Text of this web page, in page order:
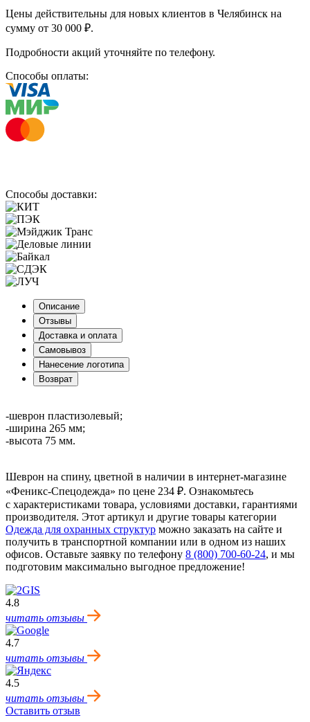
Цены действительны для новых клиентов в Челябинск на
сумму от 30 000 ₽.
Подробности акций уточняйте по телефону.
Способы оплаты:
Способы доставки:
Описание
Отзывы
Доставка и оплата
Самовывоз
Нанесение логотипа
Возврат
-шеврон пластизолевый;
-ширина 265 мм;
-высота 75 мм.
Шеврон на спину, цветной в наличии в интернет-магазине
«Феникс-Спецодежда» по цене 234 ₽. Ознакомьтесь
с характеристиками товара, условиями доставки, гарантиями
производителя. Этот артикул и другие товары категории
Одежда для охранных структур можно заказать на сайте и
получить в транспортной компании или в одном из наших
офисов. Оставьте заявку по телефону 8 (800) 700-60-24, и мы
подготовим максимально выгодное предложение!
4.8
читать отзывы
4.7
читать отзывы
4.5
читать отзывы
Оставить отзыв